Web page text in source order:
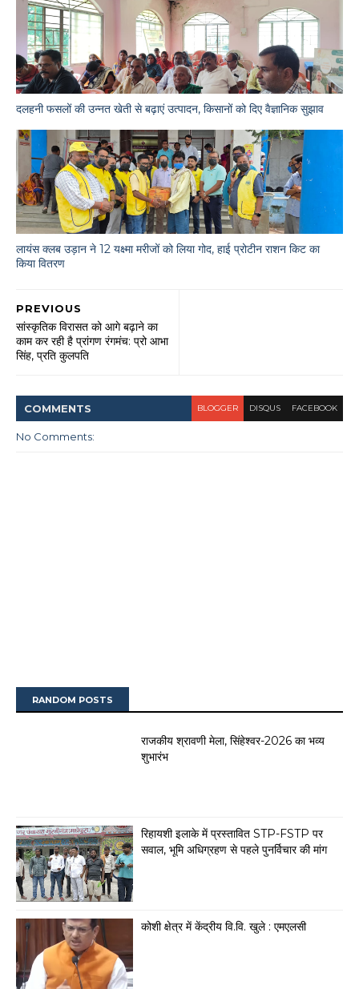
दलहनी फसलों की उन्नत खेती से बढ़ाएं उत्पादन, किसानों को दिए वैज्ञानिक सुझाव
लायंस क्लब उड़ान ने 12 यक्ष्मा मरीजों को लिया गोद, हाई प्रोटीन राशन किट का
किया वितरण
PREVIOUS
सांस्कृतिक विरासत को आगे बढ़ाने का
काम कर रही है प्रांगण रंगमंच: प्रो आभा
सिंह, प्रति कुलपति
COMMENTS BLOGGER DISQUS FACEBOOK
No Comments:
RANDOM POSTS
राजकीय श्रावणी मेला, सिंहेश्वर-2026 का भव्य
शुभारंभ
रिहायशी इलाके में प्रस्तावित STP-FSTP पर
सवाल, भूमि अधिग्रहण से पहले पुनर्विचार की मांग
कोशी क्षेत्र में केंद्रीय वि.वि. खुले : एमएलसी